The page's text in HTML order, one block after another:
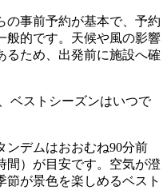
の事前予約が基本で、予約
般的です。天候や風の影響
るため、出発前に施設へ確
ベストシーズンはいつで
ンデムはおおむね90分前
間）が目安です。空気が澄
が景色を楽しめるベスト